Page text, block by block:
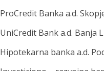
ProCredit Banka a.d.
UniCredit Bank a.d. Banja
Hipotekarna banka a.d.